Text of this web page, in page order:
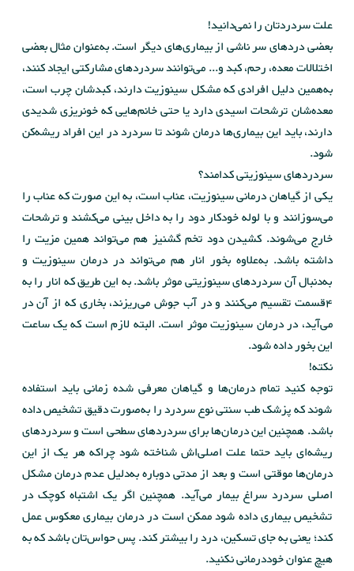
علت سردردتان را نمی‌دانید!
بعضی دردهای سر ناشی از بیماری‌های دیگر است. به‌عنوان مثال بعضی
اختلالات معده، رحم، کبد و... می‌توانند سردردهای مشارکتی ایجاد کنند،
به‌همین دلیل افرادی که مشکل سینوزیت دارند، کبدشان چرب است،
معده‌شان ترشحات اسیدی دارد یا حتی خانم‌هایی که خونریزی شدیدی
دارند، باید این بیماری‌ها درمان شوند تا سردرد در این افراد ریشه‌کن
شود.
سردردهای سینوزیتی کدامند؟
یکی از گیاهان درمانی سینوزیت، عناب است، به این صورت که عناب را
می‌سوزانند و با لوله خودکار دود را به داخل بینی می‌کشند و ترشحات
خارج می‌شوند. کشیدن دود تخم گشنیز هم می‌تواند همین مزیت را
داشته باشد. به‌علاوه بخور انار هم می‌تواند در درمان سینوزیت و
به‌دنبال آن سردردهای سینوزیتی موثر باشد. به این طریق که انار را به
4قسمت تقسیم می‌کنند و در آب جوش می‌ریزند، بخاری که از آن در
می‌آید، در درمان سینوزیت موثر است. البته لازم است که یک ساعت
این بخور داده شود.
نکته!
توجه کنید تمام درمان‌ها و گیاهان معرفی شده زمانی باید استفاده
شوند که پزشک طب سنتی نوع سردرد را به‌صورت دقیق تشخیص داده
باشد. همچنین این درمان‌ها برای سردردهای سطحی است و سردردهای
ریشه‌ای باید حتما علت اصلی‌اش شناخته شود چراکه هر یک از این
درمان‌ها موقتی است و بعد از مدتی دوباره به‌دلیل عدم درمان مشکل
اصلی سردرد سراغ بیمار می‌آید. همچنین اگر یک اشتباه کوچک در
تشخیص بیماری داده شود ممکن است در درمان بیماری معکوس عمل
کند؛ یعنی به جای تسکین، درد را بیشتر کند. پس حواس‌تان باشد که به
هیچ عنوان خوددرمانی نکنید.